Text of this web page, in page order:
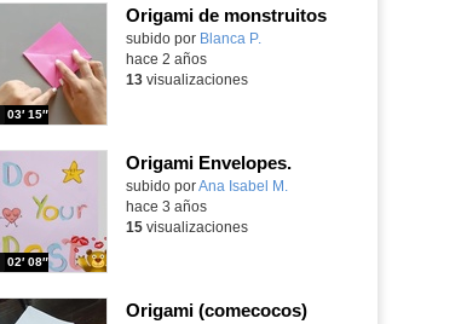
Origami de monstruitos
Contenido educativo.
subido por Blanca P.
03′ 15″
hace 2 años
13visualizaciones
Origami Envelopes.
Contenido educativo.
subido porAna Isabel M.
02′ 08″
hace 3 años
15visualizaciones
Origami (comecocos)